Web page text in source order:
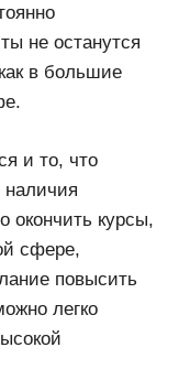
не останутся
в большие
и то, что
окончить курсы,
сфере,
повысить
легко